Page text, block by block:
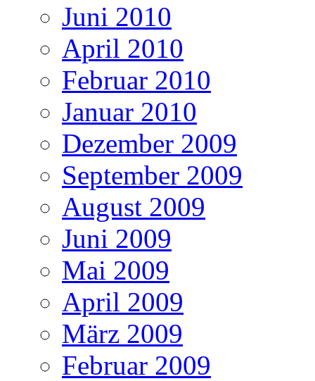
Juni 2010
April 2010
Februar 2010
Januar 2010
Dezember 2009
September 2009
August 2009
Juni 2009
Mai 2009
April 2009
März 2009
Februar 2009